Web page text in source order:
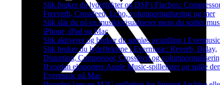
Slik bruker du lydeffekter og DSP i Flacbox:
Freeverb, Crossfeed, Echo, volumnormalisering og mer
Slik slår du på en musikkvisualiserer mens du spiller
iPhone, iPad og Mac
Slik aktiverer og bruker du sømløs avspilling i Evermusic
Slik bruker du lydeffektene i Evermusic: Reverb, Delay,
Distortion, Compressor, Crossfeed og
Hvordan eksportere Apple Music-spillelister og spille
Evermusic på Mac